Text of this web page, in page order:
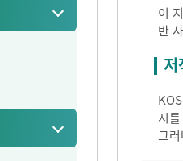
이
반
저
시
그